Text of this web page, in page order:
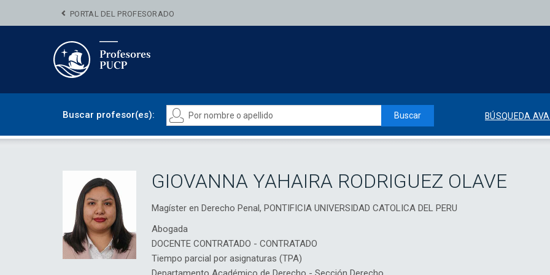
PORTAL DEL PROFESORADO
Buscar profesor(es): Buscar BÚSQUEDA
GIOVANNA YAHAIRA RODRIGUEZ OLAVE
Magíster en Derecho Penal, PONTIFICIA UNIVERSIDAD CATOLICA DEL PERU
Abogada
DOCENTE CONTRATADO - CONTRATADO
Tiempo parcial por asignaturas (TPA)